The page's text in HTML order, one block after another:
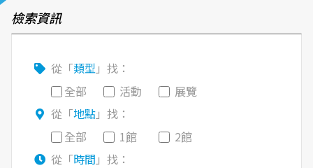
檢索資訊
從「類型」找：
全部
活動
展覽
從「地點」找：
全部
1館
2館
從「時間 」找：